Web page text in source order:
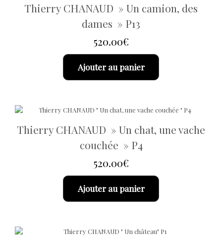
Thierry CHANAUD » Un camion, des
dames » P13
520.00€
Ajouter au panier
Thierry CHANAUD » Un chat, une vache
couchée » P4
520.00€
Ajouter au panier